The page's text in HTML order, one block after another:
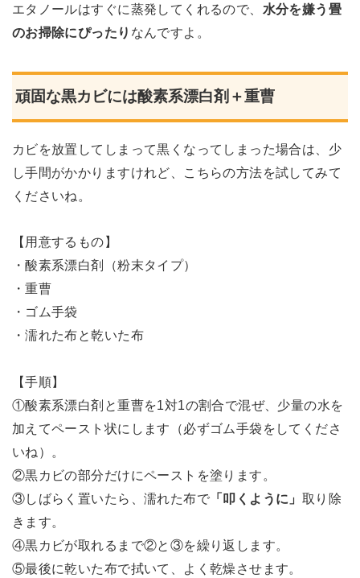
エタノールはすぐに蒸発してくれるので、 水分を嫌う畳
のお掃除にぴったり なんですよ。
頑固な黒カビには酸素系漂白剤＋重曹
カビを放置してしまって黒くなってしまった場合は、少
し手間がかかりますけれど、こちらの方法を試してみて
くださいね。
【用意するもの】
・酸素系漂白剤（粉末タイプ）
・重曹
・ゴム手袋
・濡れた布と乾いた布
【手順】
①酸素系漂白剤と重曹を1対1の割合で混ぜ、少量の水を
加えてペースト状にします（必ずゴム手袋をしてくださ
いね）。
②黒カビの部分だけにペーストを塗ります。
③しばらく置いたら、濡れた布で 「叩くように」 取り除
きます。
④黒カビが取れるまで②と③を繰り返します。
⑤最後に乾いた布で拭いて、よく乾燥させます。